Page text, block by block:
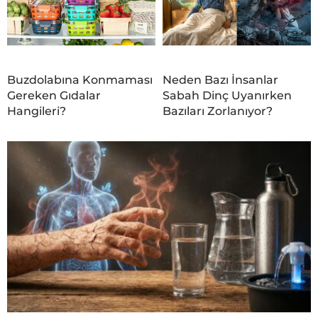
Buzdolabına Konmaması
Gereken Gıdalar
Hangileri?
Neden Bazı İnsanlar
Sabah Dinç Uyanırken
Bazıları Zorlanıyor?